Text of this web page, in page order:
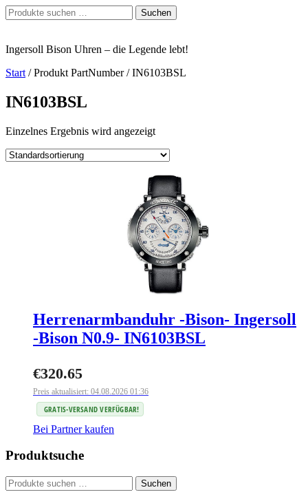
Zum
Inhalt
Suchen
nach:
Suchen
Ingersoll Bison Uhren – die Legende lebt!
Start / Produkt PartNumber / IN6103BSL
IN6103BSL
Einzelnes Ergebnis wird angezeigt
Herrenarmbanduhr -Bison- Ingersoll
-Bison N0.9- IN6103BSL
€320.65
Preis aktualisiert: 04.08.2026 01:36
GRATIS-VERSAND VERFÜGBAR!
Bei Partner kaufen
Produktsuche
Suchen
nach:
Suchen